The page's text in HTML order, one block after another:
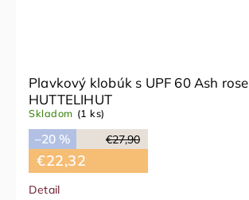
Plavkový klobúk s UPF 60 Ash rose
HUTTELIHUT
Skladom (1 ks)
€27,90
–20 %
€22,32
Detail